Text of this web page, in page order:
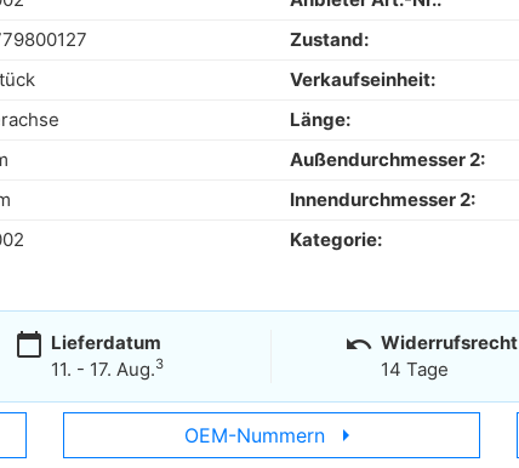
Zustand:
Verkaufseinheit:
Länge:
Außendurchmesser 2:
Innendurchmesser 2:
Kategorie:
calendar_today Lieferdatum
11. - 17. Aug.3
undo Widerrufsrecht
14 Tage
OEM-Nummern arrow_right